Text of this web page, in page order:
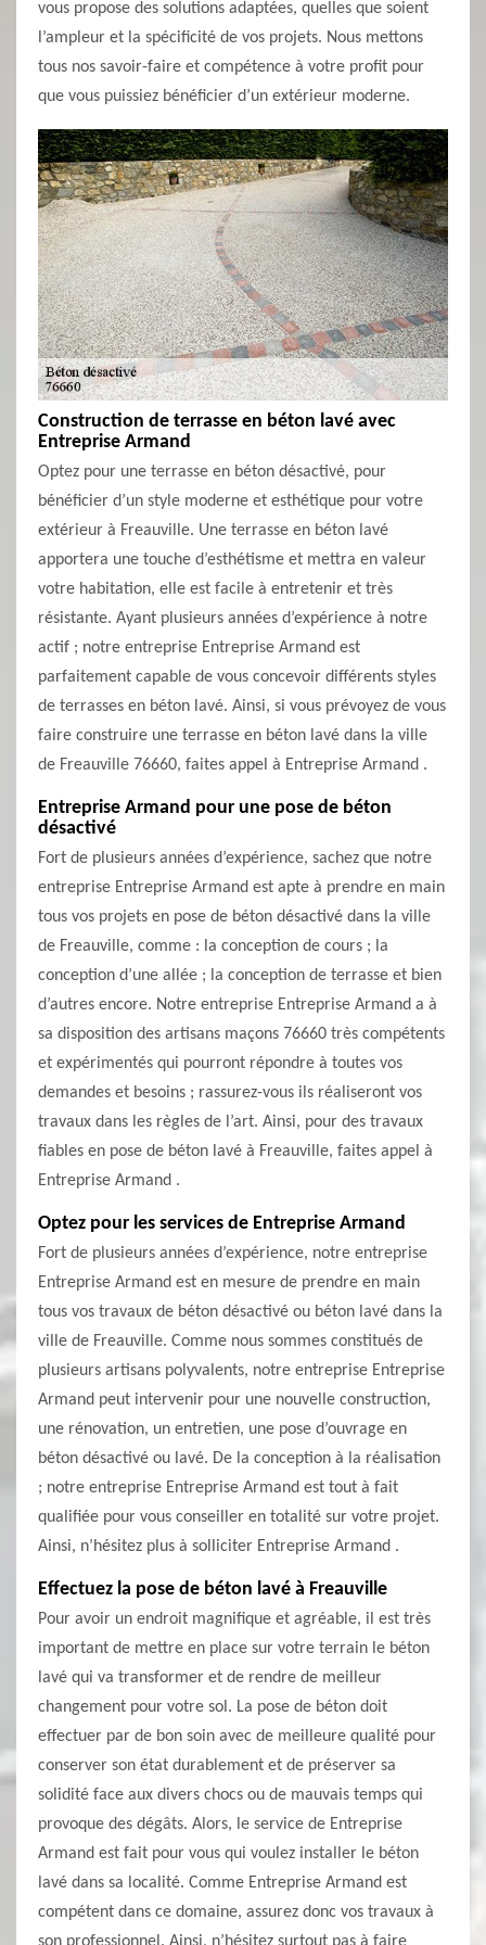
vous propose des solutions adaptées, quelles que soient
l’ampleur et la spécificité de vos projets. Nous mettons
tous nos savoir-faire et compétence à votre profit pour
que vous puissiez bénéficier d’un extérieur moderne.
Construction de terrasse en béton lavé avec
Entreprise Armand
Optez pour une terrasse en béton désactivé, pour
bénéficier d’un style moderne et esthétique pour votre
extérieur à Freauville. Une terrasse en béton lavé
apportera une touche d’esthétisme et mettra en valeur
votre habitation, elle est facile à entretenir et très
résistante. Ayant plusieurs années d’expérience à notre
actif ; notre entreprise Entreprise Armand est
parfaitement capable de vous concevoir différents styles
de terrasses en béton lavé. Ainsi, si vous prévoyez de vous
faire construire une terrasse en béton lavé dans la ville
de Freauville 76660, faites appel à Entreprise Armand .
Entreprise Armand pour une pose de béton
désactivé
Fort de plusieurs années d’expérience, sachez que notre
entreprise Entreprise Armand est apte à prendre en main
tous vos projets en pose de béton désactivé dans la ville
de Freauville, comme : la conception de cours ; la
conception d’une allée ; la conception de terrasse et bien
d’autres encore. Notre entreprise Entreprise Armand a à
sa disposition des artisans maçons 76660 très compétents
et expérimentés qui pourront répondre à toutes vos
demandes et besoins ; rassurez-vous ils réaliseront vos
travaux dans les règles de l’art. Ainsi, pour des travaux
fiables en pose de béton lavé à Freauville, faites appel à
Entreprise Armand .
Optez pour les services de Entreprise Armand
Fort de plusieurs années d’expérience, notre entreprise
Entreprise Armand est en mesure de prendre en main
tous vos travaux de béton désactivé ou béton lavé dans la
ville de Freauville. Comme nous sommes constitués de
plusieurs artisans polyvalents, notre entreprise Entreprise
Armand peut intervenir pour une nouvelle construction,
une rénovation, un entretien, une pose d’ouvrage en
béton désactivé ou lavé. De la conception à la réalisation
; notre entreprise Entreprise Armand est tout à fait
qualifiée pour vous conseiller en totalité sur votre projet.
Ainsi, n’hésitez plus à solliciter Entreprise Armand .
Effectuez la pose de béton lavé à Freauville
Pour avoir un endroit magnifique et agréable, il est très
important de mettre en place sur votre terrain le béton
lavé qui va transformer et de rendre de meilleur
changement pour votre sol. La pose de béton doit
effectuer par de bon soin avec de meilleure qualité pour
conserver son état durablement et de préserver sa
solidité face aux divers chocs ou de mauvais temps qui
provoque des dégâts. Alors, le service de Entreprise
Armand est fait pour vous qui voulez installer le béton
lavé dans sa localité. Comme Entreprise Armand est
compétent dans ce domaine, assurez donc vos travaux à